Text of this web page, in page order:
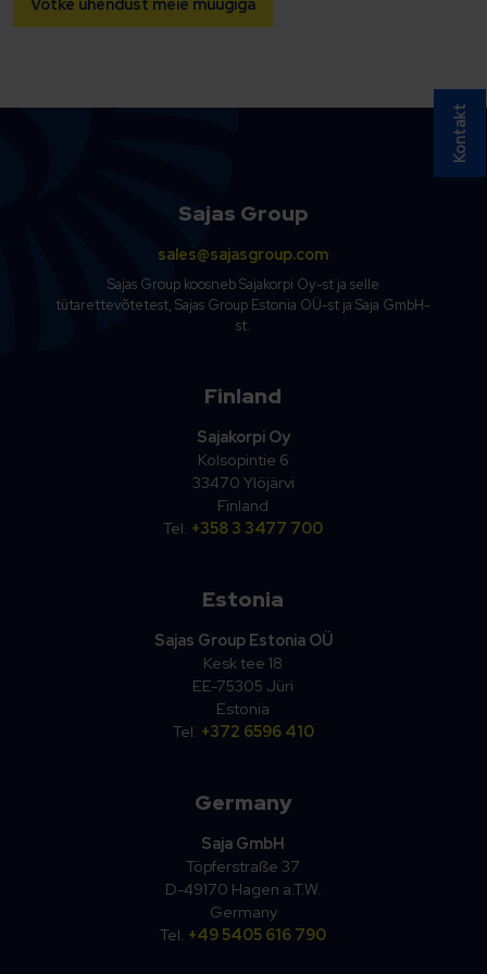
Sajas Group
sales@sajasgroup.com
Sajas Group koosneb Sajakorpi Oy-st ja selle
tütarettevõtetest, Sajas Group Estonia OÜ-st ja Saja GmbH-
st.
Finland
Sajakorpi Oy
Kolsopintie 6
33470 Ylöjärvi
Finland
Tel. +358 3 3477 700
Estonia
Sajas Group Estonia OÜ
Kesk tee 18
EE-75305 Jüri
Estonia
Tel. +372 6596 410
Germany
Saja GmbH
Töpferstraße 37
D-49170 Hagen a.T.W.
Germany
Tel. +49 5405 616 790
Kontakt